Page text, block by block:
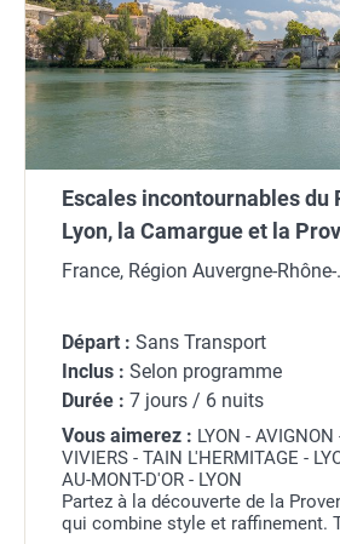
Escales incontournables du
Lyon, la Camargue et la
dîner OFFERT à l'Abbaye de
France, Région Auvergne-Rhône-
Départ : Sans Transport
Inclus : Selon programme
Durée : 7 jours / 6 nuits
Vous aimerez : LYON -
VIVIERS - TAIN L'HERMITAGE -
AU-MONT-D'OR - LYON
Partez à la découverte de la
qui combine style et raffinement.